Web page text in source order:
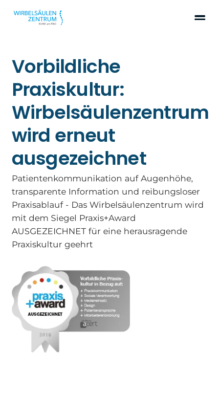
Vorbildliche
Praxiskultur:
Wirbelsäulenzentrum
wird erneut
ausgezeichnet
Patientenkommunikation auf Augenhöhe,
transparente Information und reibungsloser
Praxisablauf - Das Wirbelsäulenzentrum wird
mit dem Siegel Praxis+Award
AUSGEZEICHNET für eine herausragende
Praxiskultur geehrt